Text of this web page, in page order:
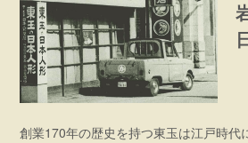
創業170年の歴史を持つ東玉は江戸時代